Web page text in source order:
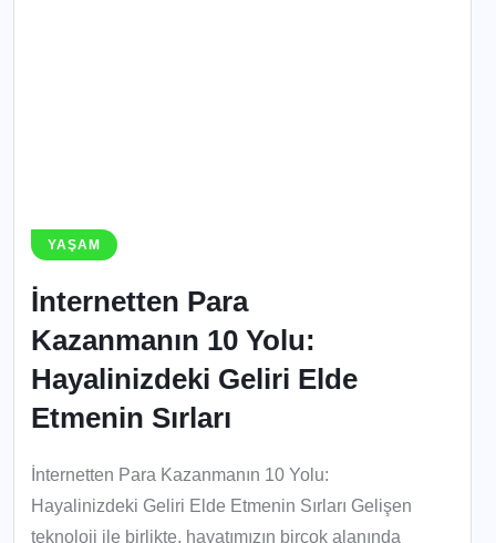
YAŞAM
İnternetten Para
Kazanmanın 10 Yolu:
Hayalinizdeki Geliri Elde
Etmenin Sırları
İnternetten Para Kazanmanın 10 Yolu:
Hayalinizdeki Geliri Elde Etmenin Sırları Gelişen
teknoloji ile birlikte, hayatımızın birçok alanında